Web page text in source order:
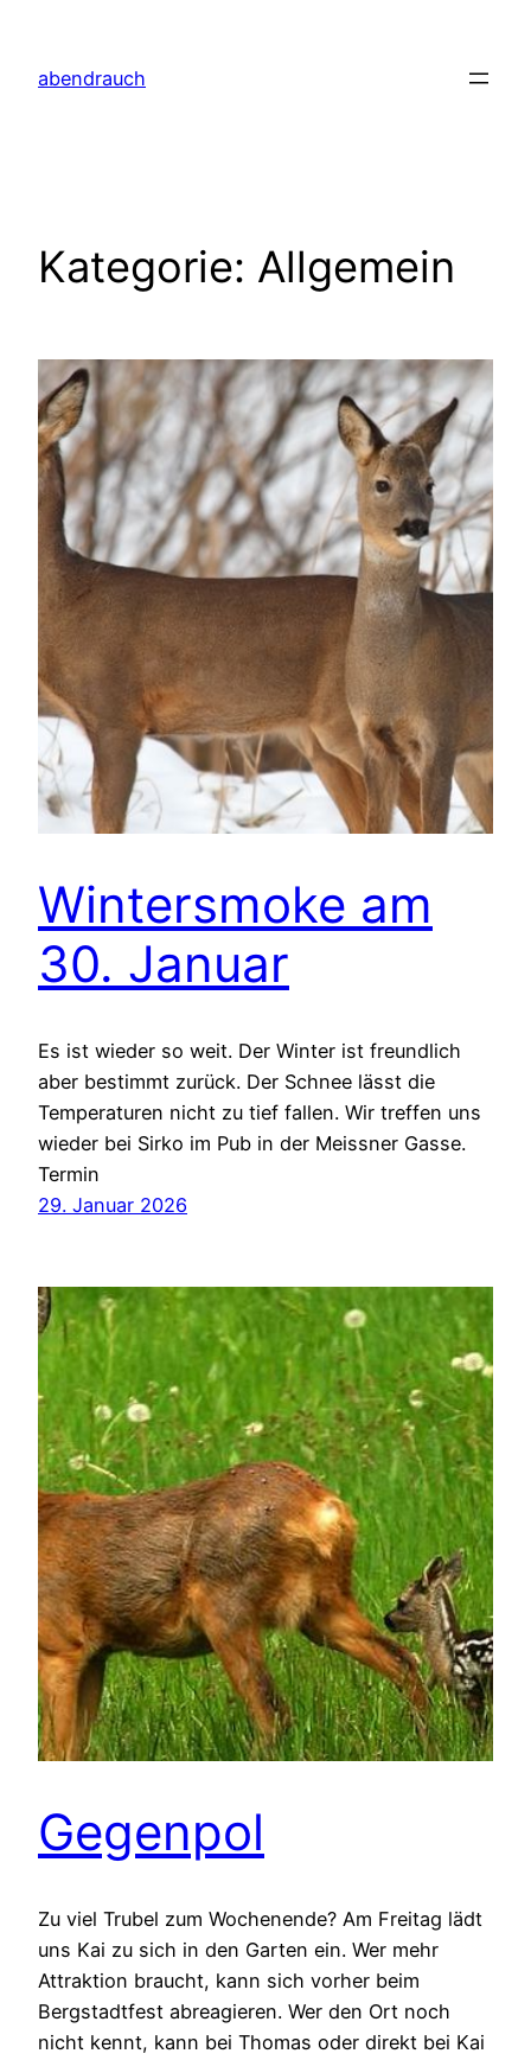
springen
abendrauch
Kategorie: Allgemein
Wintersmoke am
30. Januar
Es ist wieder so weit. Der Winter ist freundlich
aber bestimmt zurück. Der Schnee lässt die
Temperaturen nicht zu tief fallen. Wir treffen uns
wieder bei Sirko im Pub in der Meissner Gasse.
Termin
29. Januar 2026
Gegenpol
Zu viel Trubel zum Wochenende? Am Freitag lädt
uns Kai zu sich in den Garten ein. Wer mehr
Attraktion braucht, kann sich vorher beim
Bergstadtfest abreagieren. Wer den Ort noch
nicht kennt, kann bei Thomas oder direkt bei Kai